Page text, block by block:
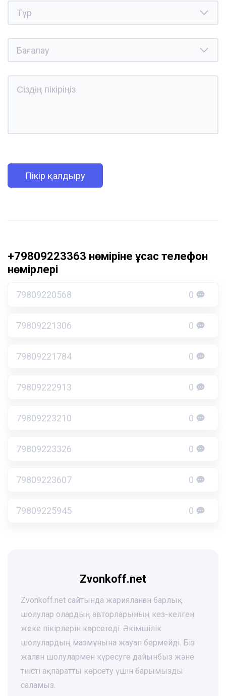
Пікір қалдыру
+79809223363 нөміріне ұқсас телефон
нөмірлері
79809220568 0
79809221306 0
79809221784 0
79809222913 0
79809223210 0
79809223326 0
79809223607 0
79809225945 0
Zvonkoff.net
Zvonkoff.net сайтында жарияланған барлық
шолулар олардың авторларының кез-келген
жеке пікірлерін көрсетеді. Әкімшілік
шолулардың мазмұнына жауап бермейді. Біз
жалған шолулармен күресуге дайынбыз және
тиісті ақпаратты көрсету үшін барымызды
саламыз.